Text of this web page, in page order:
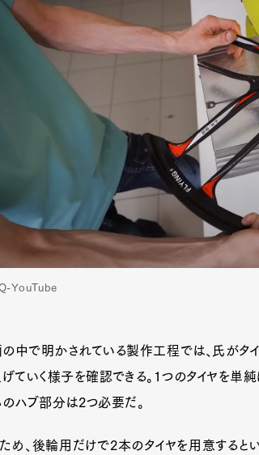
Q-YouTube
中で明かされている製作工程では、氏がタ
ていく様子を確認できる。1つのタイヤを単
ハブ部分は2つ必要だ。
め、後輪用だけで2本のタイヤを用意するとい